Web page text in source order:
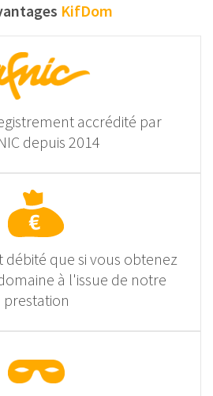
KifDom
accrédité par
depuis 2014
débité que si vous obtenez
à l'issue de notre
prestation